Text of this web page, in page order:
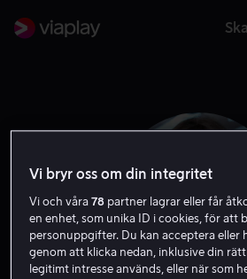
Vi bryr oss om din integritet
Vi och våra78 partner lagrar eller får
en enhet, som unika ID i cookies, för att
personuppgifter. Du kan acceptera eller
genom att klicka nedan, inklusive din
legitimt intresse används, eller när som